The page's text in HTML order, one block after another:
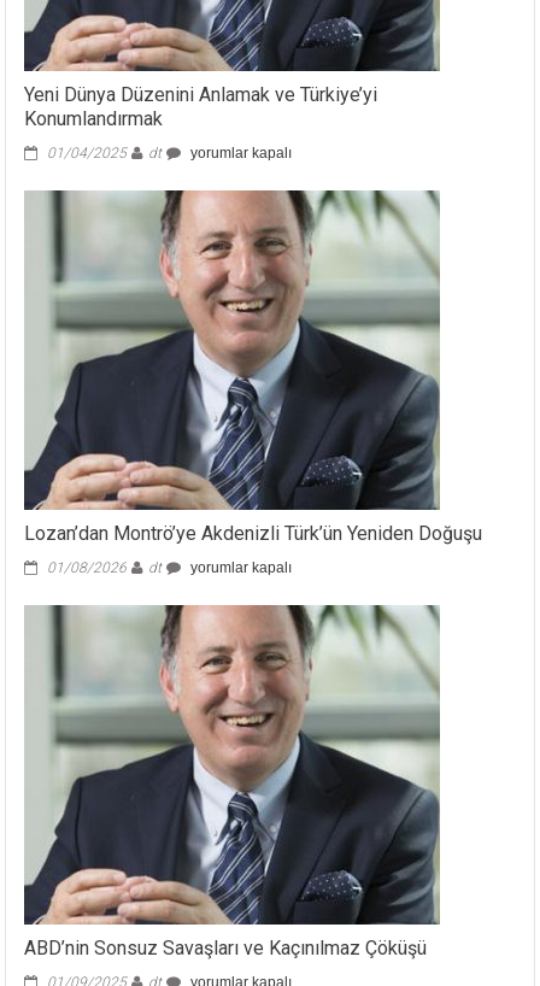
Yeni Dünya Düzenini Anlamak ve Türkiye’yi
Konumlandırmak
01/04/2025 dt
Yeni
Düzenini
ve
Türkiye’yi
Konumlandırmak
için
yorumlar kapalı
Lozan’dan Montrö’ye Akdenizli Türk’ün Yeniden Doğuşu
01/08/2026 dt
Lozan’dan
Akdenizli
Yeniden
Doğuşu
için
yorumlar kapalı
ABD’nin Sonsuz Savaşları ve Kaçınılmaz Çöküşü
01/09/2025 dt ABD’nin
yorumlar kapalı